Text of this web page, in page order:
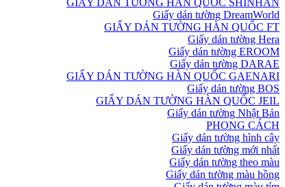
GIẤY DÁN TƯỜNG HÀN QUỐC SHINHAN
Giấy dán tường DreamWorld
GIẤY DÁN TƯỜNG HÀN QUỐC FT
Giấy dán tường Hera
Giấy dán tường EROOM
Giấy dán tường DARAE
GIẤY DÁN TƯỜNG HÀN QUỐC GAENARI
Giấy dán tường BOS
GIẤY DÁN TƯỜNG HÀN QUỐC JEIL
Giấy dán tường Nhật Bản
PHONG CÁCH
Giấy dán tường hình cây
Giấy dán tường mới nhất
Giấy dán tường theo màu
Giấy dán tường màu hồng